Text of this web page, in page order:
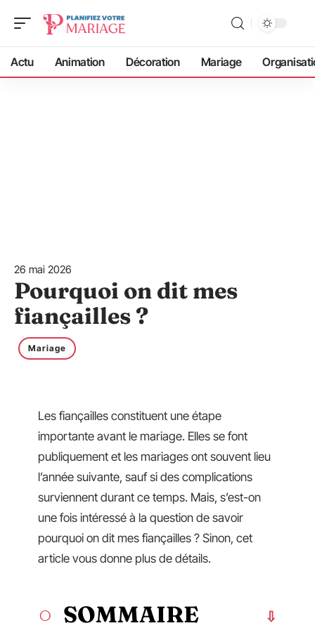
Actu Animation Décoration Mariage
26 mai 2026
Pourquoi on dit mes
fiançailles ?
Mariage
Les fiançailles constituent une étape
importante avant le mariage. Elles se font
publiquement et les mariages ont souvent lieu
l’année suivante, sauf si des complications
surviennent durant ce temps. Mais, s’est-on
une fois intéressé à la question de savoir
pourquoi on dit mes fiançailles ? Sinon, cet
article vous donne plus de détails.
SOMMAIRE